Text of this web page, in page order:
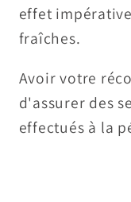
effet
fraîches.
Avoir votre
d'assurer des
effectués à la